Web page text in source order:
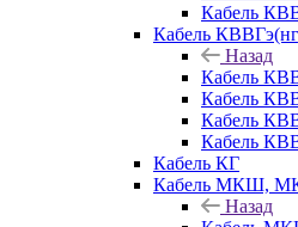
Кабель
Кабель
Назад
Кабель
Кабель
Кабель
Кабель
Кабель КГ
Кабель МКШ,
Назад